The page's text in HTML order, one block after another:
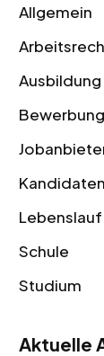
Allgemein
Ausbildung
Bewerbung
Kandidaten
Lebenslauf
Schule
Studium
Aktuelle